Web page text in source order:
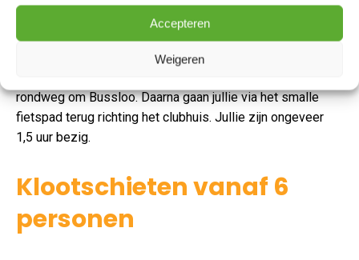
Accepteren
Weigeren
Klootschieten blijft een leuke en gezellige activiteit. Wij
rondweg om Bussloo. Daarna gaan jullie via het smalle
fietspad terug richting het clubhuis. Jullie zijn ongeveer
1,5 uur bezig.
Klootschieten vanaf 6
personen